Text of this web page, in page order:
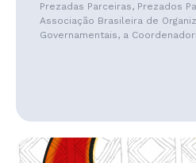
Prezadas Parceiras, Prezados
Associação Brasileira de
Governamentais, a